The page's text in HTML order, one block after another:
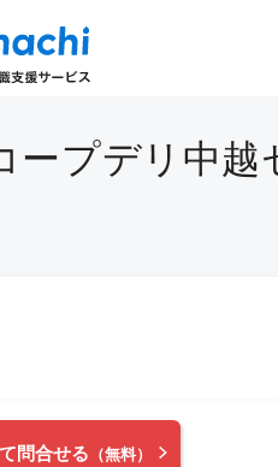
ープデリ中
問合せる （無料）